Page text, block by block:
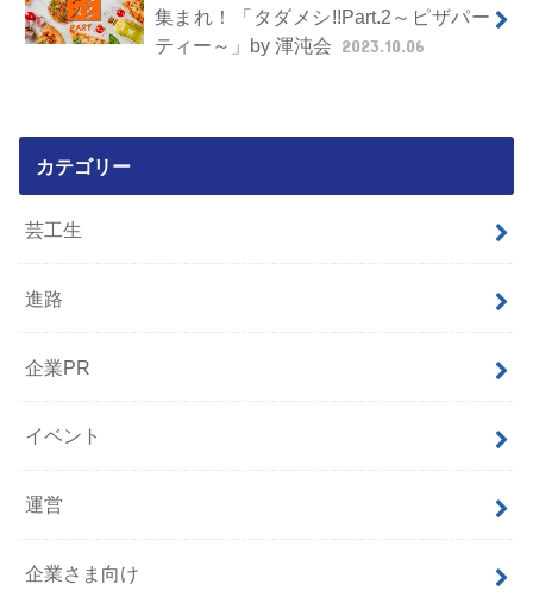
集まれ！「タダメシ!!Part.2～ピザパー
ティー～」by 渾沌会 2023.10.06
カテゴリー
芸工生
進路
企業PR
イベント
運営
企業さま向け